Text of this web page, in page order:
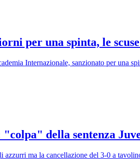
per una spinta, le
Internazionale, sanzionato per una
della sentenza
azzurri ma la cancellazione del 3-0 a